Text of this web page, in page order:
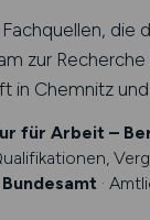
die
zur Recherche
in Chemnitz
für Arbeit –
·